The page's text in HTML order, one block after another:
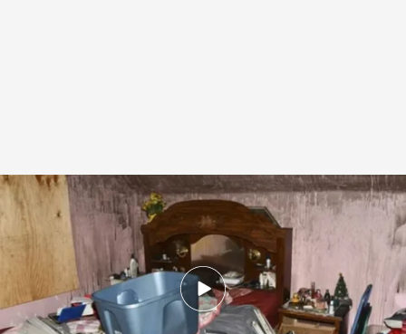
Así era el zulo en el que el joven de 32 años permaneció encerrado durante
dos décadas
Redacción digital Noticias Cuatro
11 ABR 2025 - 19:01h.
Un joven en Connecticut provoca un incendio